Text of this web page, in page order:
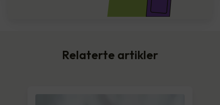
Relaterte artikler